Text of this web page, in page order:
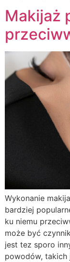
Makijaż
Wykonanie
bardziej
ku niemu
może być
jest tez sporo
powodów, takich